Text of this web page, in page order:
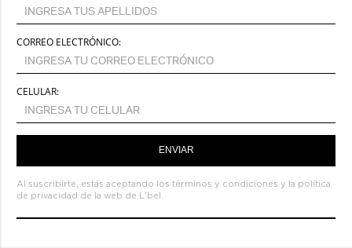
CORREO ELECTRÓNICO:
CELULAR:
ENVIAR
Al suscribirte, estás aceptando los términos y condiciones y la política
de privacidad de la web de L'bel.